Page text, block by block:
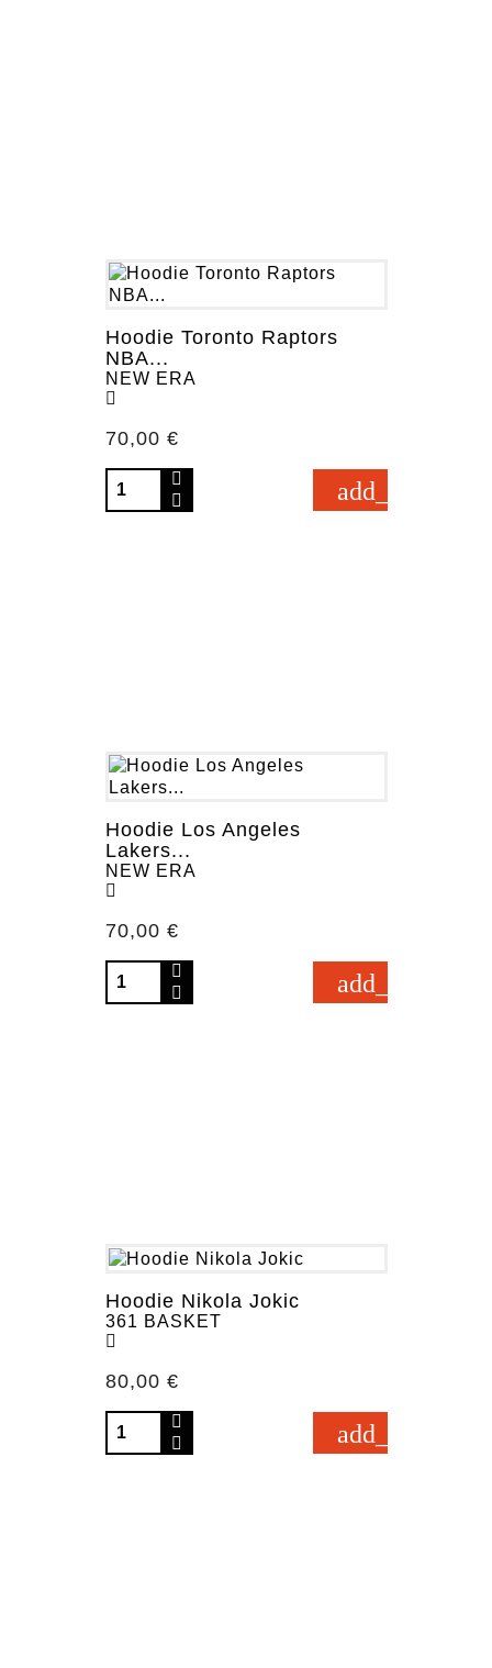
Hoodie Toronto Raptors
NBA...
NEW ERA
Prezzo
70,00 €
Hoodie Los Angeles
Lakers...
NEW ERA
Prezzo
70,00 €
Hoodie Nikola Jokic
361 BASKET
Prezzo
80,00 €